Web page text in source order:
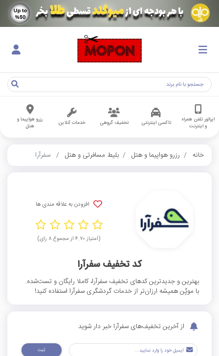
اپراتور تلفن همراه
و اینترنت
تاکسی اینترنتی تخفیف گروهی خدمات آنلاین
رزرو هواپیما و
هتل
خانه رزرو هواپیما و هتل بلیط مسافرتی و هتل سفرآرا
افزودن به علاقه مندی ها
(امتیاز ۴.۷۰ از مجموع ۸ رای)
کد تخفیف سفرآرا
بهترین و جدیدترین کدهای تخفیف سفرآرا، کاملا رایگان و تست‌شده.
با موپُن همیشه ارزان‌تر از خدمات گردشگری سفرآرا استفاده کنید!
از آخرین تخفیف‌های سفرآرا خبر دار شوید
ثبت